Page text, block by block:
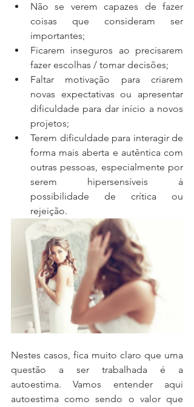
Não se verem capazes de fazer
coisas que consideram ser
importantes;
Ficarem inseguros ao precisarem
fazer escolhas / tomar decisões;
Faltar motivação para criarem
novas expectativas ou apresentar
dificuldade para dar início a novos
projetos;
Terem dificuldade para interagir de
forma mais aberta e autêntica com
outras pessoas, especialmente por
serem hipersensíveis à
possibilidade de crítica ou
rejeição.
Nestes casos, fica muito claro que uma
questão a ser trabalhada é a
autoestima. Vamos entender aqui
autoestima como sendo o valor que